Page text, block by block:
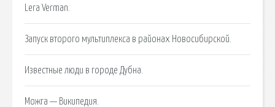
Lera Verman.
Запуск второго мультиплекса в районах Новосибирской.
Известные люди в городе Дубна.
Можга — Википедия.